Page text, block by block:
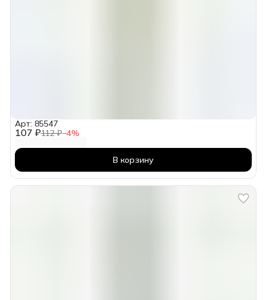
107 ₽112 ₽−4%
Арт: 85547
В корзину